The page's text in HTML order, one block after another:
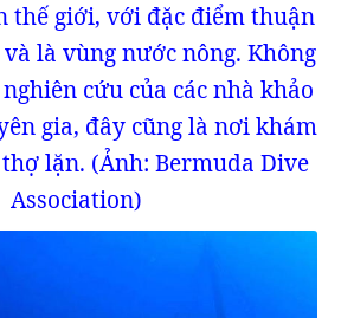
thế giới, với đặc điểm thuận
là vùng nước nông. Không
cứu của các nhà khảo
gia, đây cũng là nơi khám
lặn. (Ảnh: Bermuda Dive
Association)